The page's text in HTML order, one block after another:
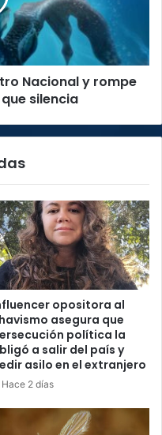
Nacional y rompe
silencia
opositora al
asegura que
política la
a salir del país y
asilo en el extranjero
Hace 2 días